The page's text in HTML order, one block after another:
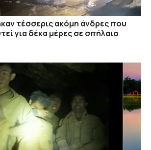
τέσσερις ακόμη άνδρες που
για δέκα μέρες σε σπήλαιο